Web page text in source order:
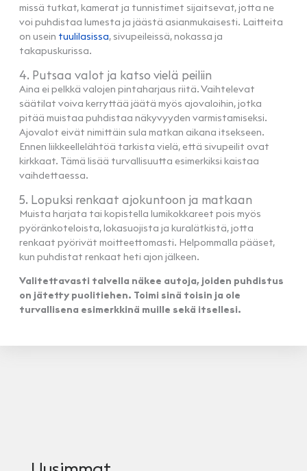
missä tutkat, kamerat ja tunnistimet sijaitsevat, jotta ne
voi puhdistaa lumesta ja jäästä asianmukaisesti. Laitteita
on usein tuulilasissa, sivupeileissä, nokassa ja
takapuskurissa.
4. Putsaa valot ja katso vielä peiliin
Aina ei pelkkä valojen pintaharjaus riitä. Vaihtelevat
säätilat voiva kerryttää jäätä myös ajovaloihin, jotka
pitää muistaa puhdistaa näkyvyyden varmistamiseksi.
Ajovalot eivät nimittäin sula matkan aikana itsekseen.
Ennen liikkeellelähtöä tarkista vielä, että sivupeilit ovat
kirkkaat. Tämä lisää turvallisuutta esimerkiksi kaistaa
vaihdettaessa.
5. Lopuksi renkaat ajokuntoon ja matkaan
Muista harjata tai kopistella lumikokkareet pois myös
pyöränkoteloista, lokasuojista ja kuralätkistä, jotta
renkaat pyörivät moitteettomasti. Helpommalla pääset,
kun puhdistat renkaat heti ajon jälkeen.
Valitettavasti talvella näkee autoja, joiden puhdistus
on jätetty puolitiehen. Toimi sinä toisin ja ole
turvallisena esimerkkinä muille sekä itsellesi.